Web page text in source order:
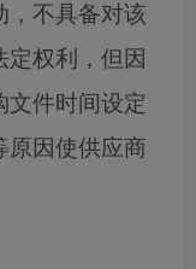
，不具备对该
权利，但因
文件时间设定
原因使供应商